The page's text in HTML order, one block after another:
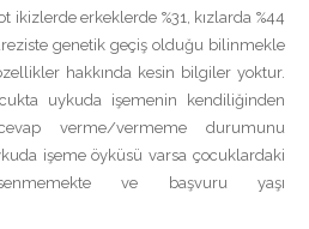
ikizlerde erkeklerde %31, kızlarda %44
genetik geçiş olduğu bilinmekle
hakkında kesin bilgiler yoktur.
uykuda işemenin kendiliğinden
verme/vermeme durumunu
işeme öyküsü varsa çocuklardaki
ve başvuru yaşı